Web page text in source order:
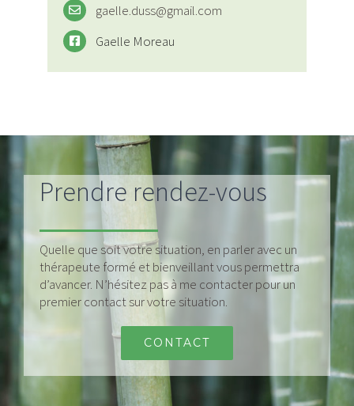
gaelle.duss@gmail.com
Gaelle Moreau
Prendre rendez-vous
Quelle que soit votre situation, en parler avec un
thérapeute formé et bienveillant vous permettra
d’avancer. N’hésitez pas à me contacter pour un
premier contact sur votre situation.
CONTACT